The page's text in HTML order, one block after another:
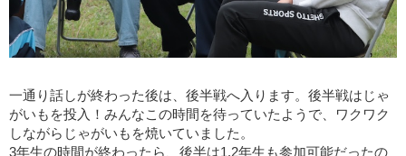
一通り話しが終わった後は、後半戦へ入ります。後半戦はじゃ
がいもを投入！みんなこの時間を待っていたようで、ワクワク
しながらじゃがいもを焼いていました。
3年生の時間が終わったら、後半は1.2年生も参加可能だったの